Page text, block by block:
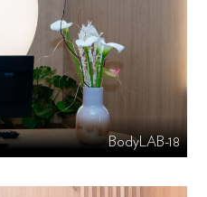
BodyLAB-18